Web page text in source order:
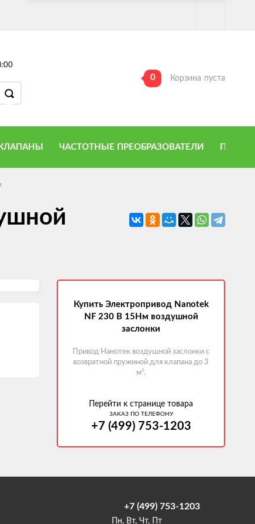
0 Корзина пуста
ЧАСТОТНЫЕ ПРЕОБРАЗОВАТЕЛИ
Купить Электропривод Nanotek
NF 230 B 15Нм воздушной
заслонки
Привод Нанотек воздушной заслонки с
возвратной пружиной для клапана до 3
м².
Перейти к странице товара
ЗАКАЗ ПО ТЕЛЕФОНУ
+7 (499) 753-1203
+7 (499) 753-1203
Пн, Вт, Чт, Пт